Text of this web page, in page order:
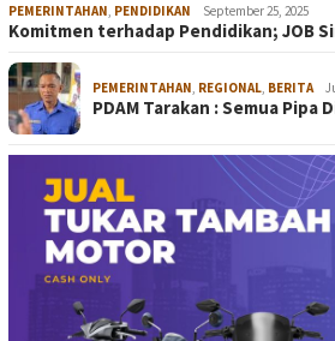
PEMERINTAHAN, PENDIDIKAN September 25, 2025
Komitmen terhadap Pendidikan; JOB
PEMERINTAHAN, REGIONAL, BERITA
PDAM Tarakan : Semua